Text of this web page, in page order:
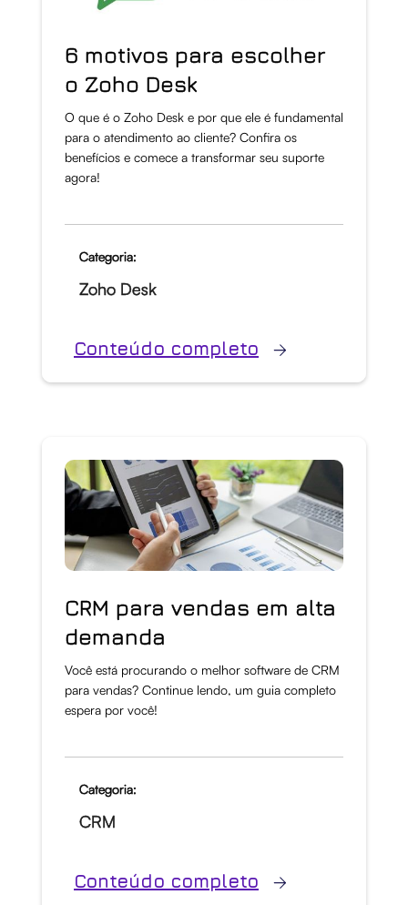
6 motivos para escolher
o Zoho Desk
O que é o Zoho Desk e por que ele é fundamental
para o atendimento ao cliente? Confira os
benefícios e comece a transformar seu suporte
agora!
Categoria:
Zoho Desk
Conteúdo completo
CRM para vendas em alta
demanda
Você está procurando o melhor software de CRM
para vendas? Continue lendo, um guia completo
espera por você!
Categoria:
CRM
Conteúdo completo